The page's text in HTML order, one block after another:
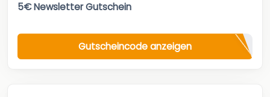
5€ Newsletter Gutschein
Gutscheincode anzeigen